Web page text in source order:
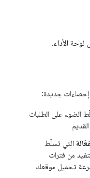
لوحة الأداء.
إحصاءات جديدة:
الضوء على الطلبات
التي تسلّط
من فترات
تحميل موقعك